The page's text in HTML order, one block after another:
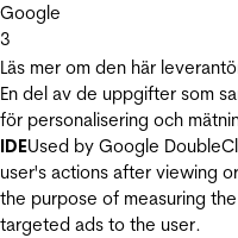
Google
3
Läs mer om den här
En del av de uppgifter som
för personalisering och
IDEUsed by Google
user's actions after viewing
the purpose of measuring
targeted ads to the user.